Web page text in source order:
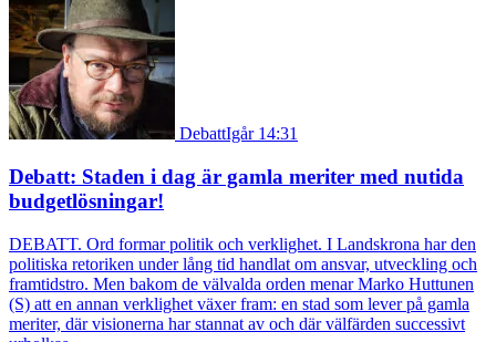
DebattIgår 14:31
Debatt: Staden i dag är gamla meriter med nutida
budgetlösningar!
DEBATT. Ord formar politik och verklighet. I Landskrona har den
politiska retoriken under lång tid handlat om ansvar, utveckling och
framtidstro. Men bakom de välvalda orden menar Marko Huttunen
(S) att en annan verklighet växer fram: en stad som lever på gamla
meriter, där visionerna har stannat av och där välfärden successivt